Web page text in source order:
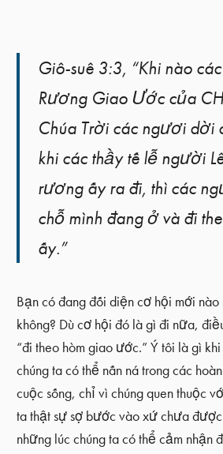
Giô-suê 3:3, “Khi nào
Rương Giao Ước của
Chúa Trời các ngươi dời
khi các thầy tế lễ người
rương ấy ra đi, thì các
chỗ mình đang ở và đi
ấy.”
Bạn có đang đối diện cơ hội mới
không? Dù cơ hội đó là gì đi nữa,
“đi theo hòm giao ước.” Ý tôi là gì
chúng ta có thể nấn ná trong các
cuộc sống, chỉ vì chúng quen thuộc
ta thật sự sợ bước vào xứ chưa được
những lúc chúng ta có thể cảm nhận